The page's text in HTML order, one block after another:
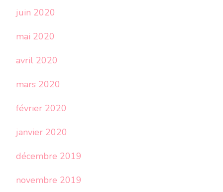
juin 2020
mai 2020
avril 2020
mars 2020
février 2020
janvier 2020
décembre 2019
novembre 2019